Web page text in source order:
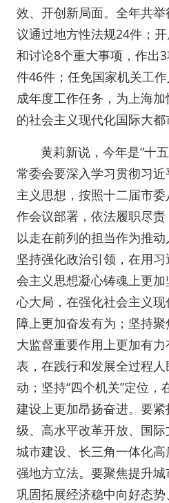
效、开创新局面。全年共
议通过地方性法规24件；
和讨论8个重大事项，作出
件46件；任免国家机关工
成年度工作任务，为上海
的社会主义现代化国际大都
黄莉新说，今年是“十
常委会要深入学习贯彻习
主义思想，按照十二届市
作会议部署，依法履职尽
以走在前列的担当作为推动
坚持强化政治引领，在用
会主义思想凝心铸魂上更
心大局，在强化社会主义
障上更加奋发有为；坚持
大监督重要作用上更加有
表，在践行和发展全过程
动；坚持“四个机关”定位
建设上更加昂扬奋进。要紧
级、高水平改革开放、国
城市建设、长三角一体化
强地方立法。要聚焦提升城
巩固拓展经济稳中向好态